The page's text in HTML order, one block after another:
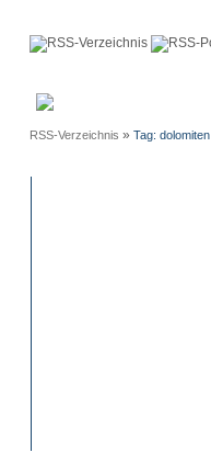
RSS-Verzeichnis » Tag: dolomiten